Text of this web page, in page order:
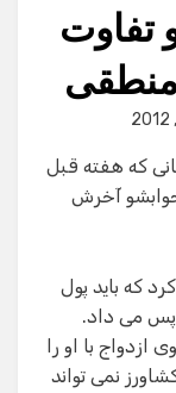
که هفته قبل
آخرش
که باید پول
پس می داد.
ازدواج با او را
نمی تواند